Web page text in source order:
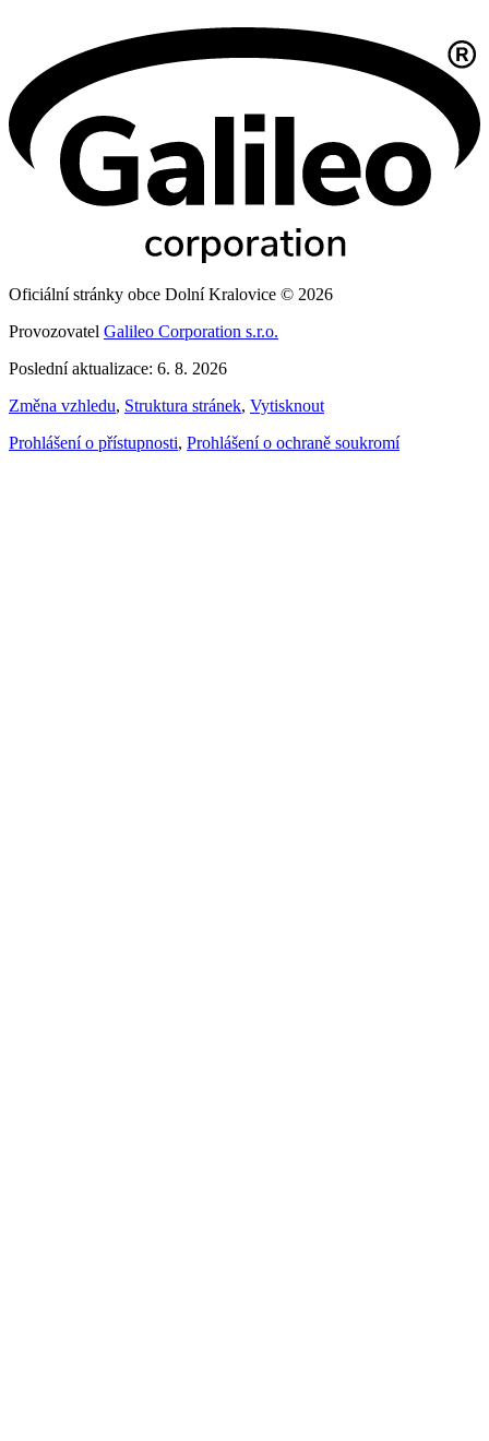
Oficiální stránky obce Dolní Kralovice © 2026
Provozovatel Galileo Corporation s.r.o.
Poslední aktualizace: 6. 8. 2026
Změna vzhledu, Struktura stránek, Vytisknout
Prohlášení o přístupnosti, Prohlášení o ochraně soukromí